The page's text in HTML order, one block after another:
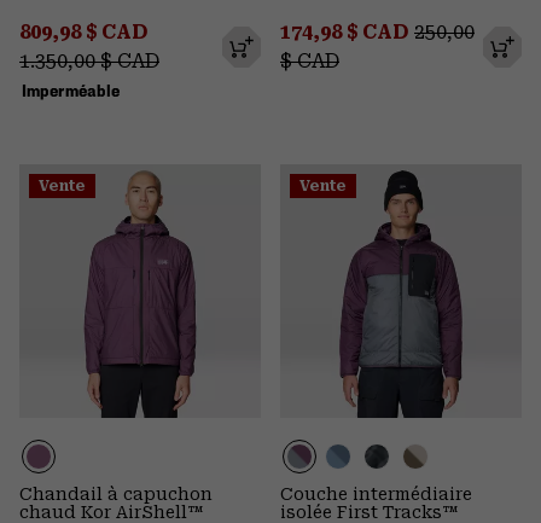
Imperméable
Sale price:
809,98 $ CAD Regular price:
1.350,00 $ CAD
Sale price:
174,98 $ CAD Regular
250,00
$ CAD
Vente
Chandail à capuchon
chaud Kor AirShell™
Vente
Couche intermédiaire
isolée First Tracks™